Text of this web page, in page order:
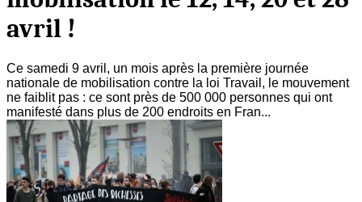
avril !
Ce samedi 9 avril, un mois après la première journée
nationale de mobilisation contre la loi Travail, le mouvement
ne faiblit pas : ce sont près de 500 000 personnes qui ont
manifesté dans plus de 200 endroits en Fran...